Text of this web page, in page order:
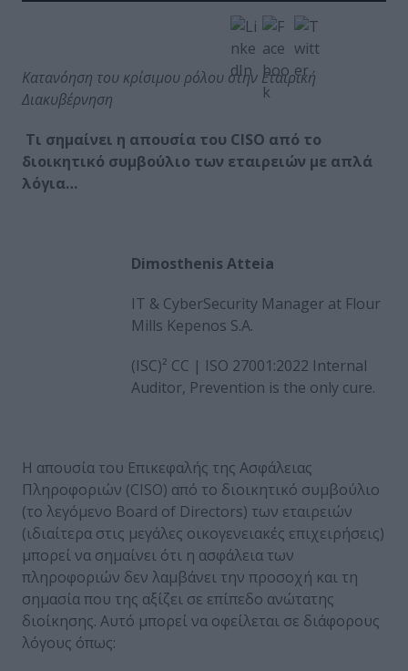
Κατανόηση του κρίσιμου ρόλου στην Εταιρική
Διακυβέρνηση
Τι σημαίνει η απουσία του CISO από το
διοικητικό συμβούλιο των εταιρειών με απλά
λόγια…
Dimosthenis Atteia
IT & CyberSecurity Manager at Flour
Mills Kepenos S.A.
(ISC)² CC | ISO 27001:2022 Internal
Auditor, Prevention is the only cure.
Η απουσία του Επικεφαλής της Ασφάλειας
Πληροφοριών (CISO) από το διοικητικό συμβούλιο
(το λεγόμενο Board of Directors) των εταιρειών
(ιδιαίτερα στις μεγάλες οικογενειακές επιχειρήσεις)
μπορεί να σημαίνει ότι η ασφάλεια των
πληροφοριών δεν λαμβάνει την προσοχή και τη
σημασία που της αξίζει σε επίπεδο ανώτατης
διοίκησης. Αυτό μπορεί να οφείλεται σε διάφορους
λόγους όπως: